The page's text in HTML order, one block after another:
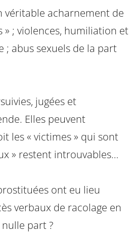
véritable acharnement de
» ; violences, humiliation et
; abus sexuels de la part
jugées et
Elles peuvent
les « victimes » qui sont
» restent introuvables…
ont eu lieu
verbaux de racolage en
part ?